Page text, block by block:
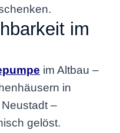
im
im Altbau –
in
–
gelöst.